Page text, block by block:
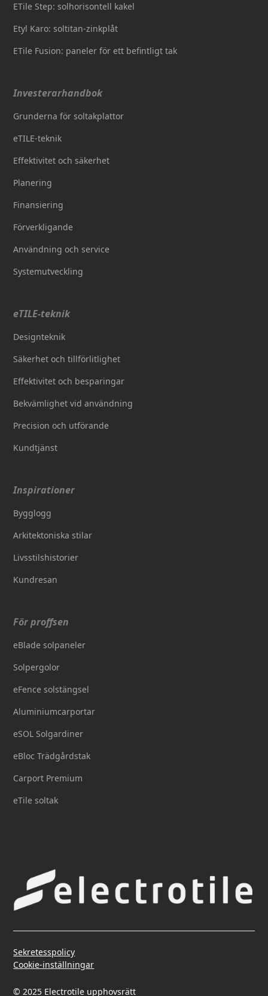
ETile Step: solhorisontell kakel
Etyl Karo: soltitan-zinkplåt
ETile Fusion: paneler för ett befintligt tak
Investerarhandbok
Grunderna för soltakplattor
eTILE-teknik
Effektivitet och säkerhet
Planering
Finansiering
Förverkligande
Användning och service
Systemutveckling
eTILE-teknik
Designteknik
Säkerhet och tillförlitlighet
Effektivitet och besparingar
Bekvämlighet vid användning
Precision och utförande
Kundtjänst
Inspirationer
Bygglogg
Arkitektoniska stilar
Livsstilshistorier
Kundresan
För proffsen
eBlade solpaneler
Solpergolor
eFence solstängsel
Aluminiumcarportar
eSOL Solgardiner
eBloc Trädgårdstak
Carport Premium
eTile soltak
© 2025 Electrotile upphovsrätt
Sekretesspolicy
Cookie-inställningar